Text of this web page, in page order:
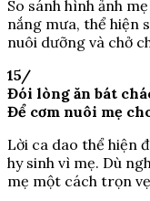
So sánh hình ảnh
nắng mưa, thể hiện
nuôi dưỡng và chở
15/
Đói lòng ăn bát
Để cơm nuôi mẹ
Lời ca dao thể hiện
hy sinh vì mẹ. Dù
mẹ một cách trọn